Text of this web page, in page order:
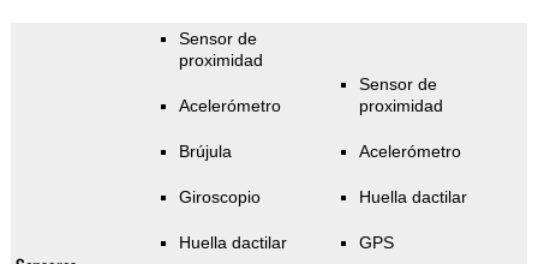
Sensor de
proximidad
Acelerómetro
Brújula
Giroscopio
Huella dactilar
Sensor de
proximidad
Acelerómetro
Huella dactilar
GPS